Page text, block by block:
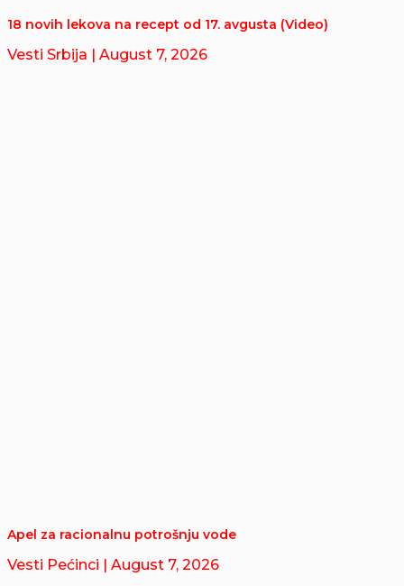
18 novih lekova na recept od 17. avgusta (Video)
Vesti Srbija | August 7, 2026
Apel za racionalnu potrošnju vode
Vesti Pećinci | August 7, 2026